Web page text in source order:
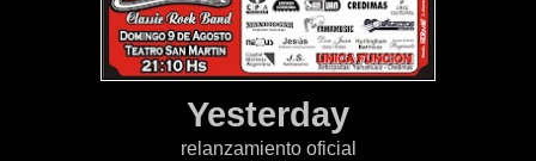
Yesterday
relanzamiento oficial